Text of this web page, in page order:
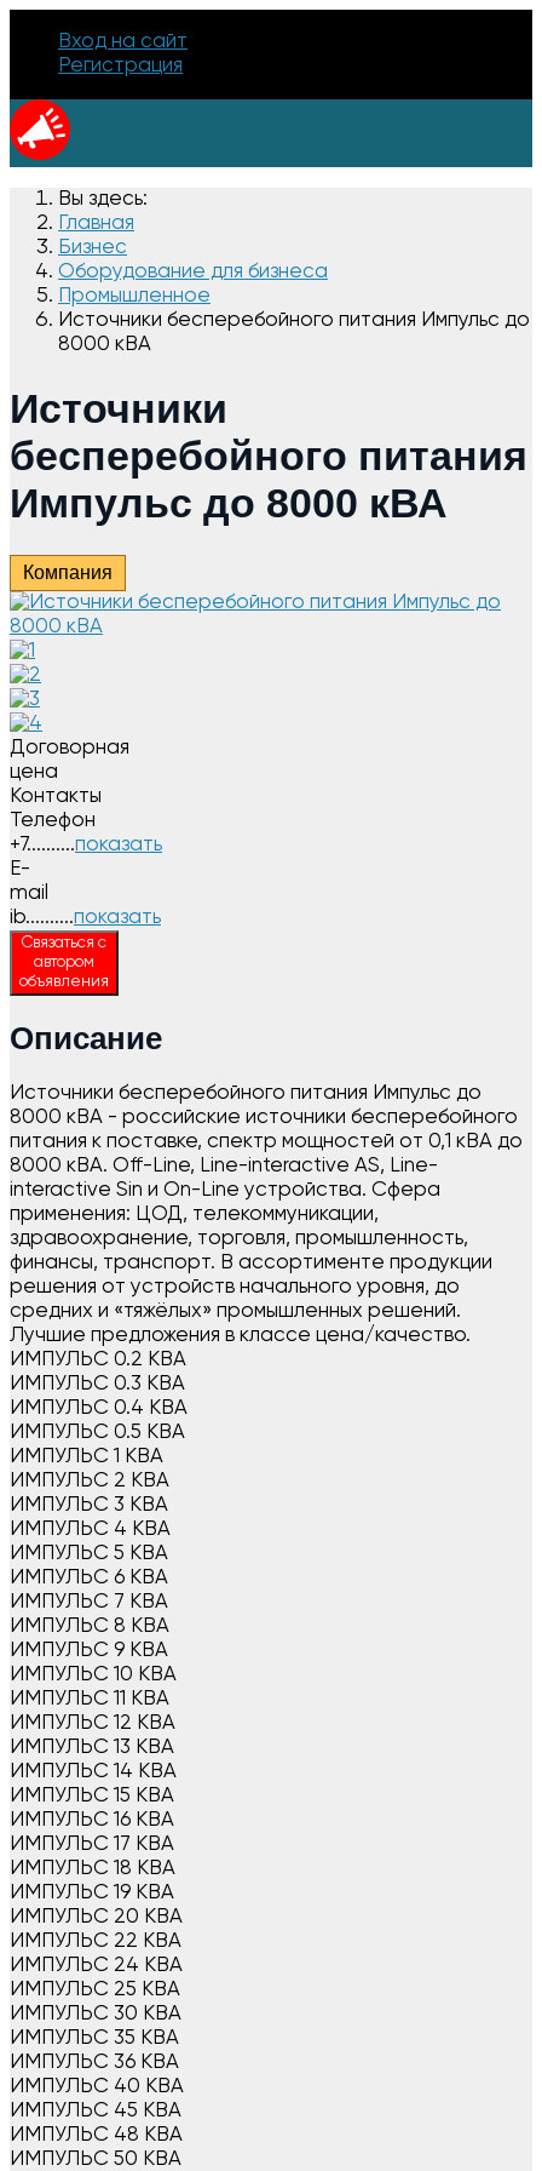
Вход на сайт
Регистрация
Вы здесь:
Главная
Бизнес
Оборудование для бизнеса
Промышленное
Источники бесперебойного питания Импульс до
8000 кВА
Источники
бесперебойного питания
Импульс до 8000 кВА
Компания
Договорная
цена
Контакты
Телефон
+7..........показать
E-
mail
ib..........показать
Связаться с
автором
объявления
Описание
Источники бесперебойного питания Импульс до
8000 кВА - российские источники бесперебойного
питания к поставке, спектр мощностей от 0,1 кВА до
8000 кВА. Off-Line, Line-interactive AS, Line-
interactive Sin и On-Line устройства. Сфера
применения: ЦОД, телекоммуникации,
здравоохранение, торговля, промышленность,
финансы, транспорт. В ассортименте продукции
решения от устройств начального уровня, до
средних и «тяжёлых» промышленных решений.
Лучшие предложения в классе цена/качество.
ИМПУЛЬС 0.2 КВА
ИМПУЛЬС 0.3 КВА
ИМПУЛЬС 0.4 КВА
ИМПУЛЬС 0.5 КВА
ИМПУЛЬС 1 КВА
ИМПУЛЬС 2 КВА
ИМПУЛЬС 3 КВА
ИМПУЛЬС 4 КВА
ИМПУЛЬС 5 КВА
ИМПУЛЬС 6 КВА
ИМПУЛЬС 7 КВА
ИМПУЛЬС 8 КВА
ИМПУЛЬС 9 КВА
ИМПУЛЬС 10 КВА
ИМПУЛЬС 11 КВА
ИМПУЛЬС 12 КВА
ИМПУЛЬС 13 КВА
ИМПУЛЬС 14 КВА
ИМПУЛЬС 15 КВА
ИМПУЛЬС 16 КВА
ИМПУЛЬС 17 КВА
ИМПУЛЬС 18 КВА
ИМПУЛЬС 19 КВА
ИМПУЛЬС 20 КВА
ИМПУЛЬС 22 КВА
ИМПУЛЬС 24 КВА
ИМПУЛЬС 25 КВА
ИМПУЛЬС 30 КВА
ИМПУЛЬС 35 КВА
ИМПУЛЬС 36 КВА
ИМПУЛЬС 40 КВА
ИМПУЛЬС 45 КВА
ИМПУЛЬС 48 КВА
ИМПУЛЬС 50 КВА